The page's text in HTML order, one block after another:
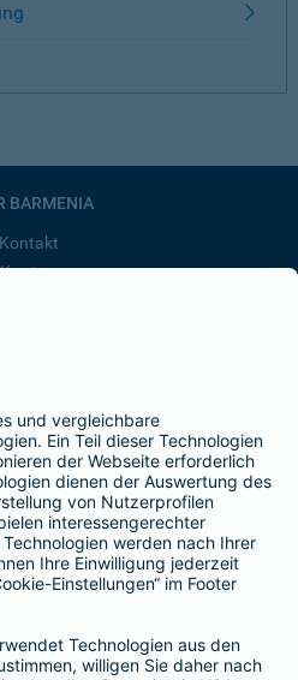
BARMENIA
Kontakt
Karriere
werden
der BarmeniaGothaer
SEITEN